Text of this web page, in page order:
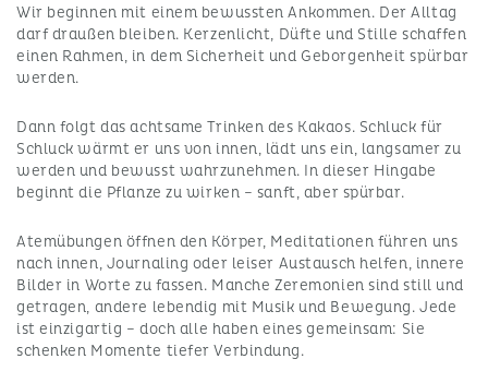
Wir beginnen mit einem bewussten Ankommen. Der Alltag
darf draußen bleiben. Kerzenlicht, Düfte und Stille schaffen
einen Rahmen, in dem Sicherheit und Geborgenheit spürbar
werden.
Dann folgt das achtsame Trinken des Kakaos. Schluck für
Schluck wärmt er uns von innen, lädt uns ein, langsamer zu
werden und bewusst wahrzunehmen. In dieser Hingabe
beginnt die Pflanze zu wirken – sanft, aber spürbar.
Atemübungen öffnen den Körper, Meditationen führen uns
nach innen, Journaling oder leiser Austausch helfen, innere
Bilder in Worte zu fassen. Manche Zeremonien sind still und
getragen, andere lebendig mit Musik und Bewegung. Jede
ist einzigartig – doch alle haben eines gemeinsam: Sie
schenken Momente tiefer Verbindung.